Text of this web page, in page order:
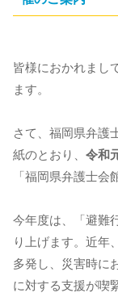
皆様におかれまし
ます。
さて、福岡県弁護
紙のとおり、 令和
「福岡県弁護士会
今年度は、「避難
り上げます。近年
多発し、災害時に
に対する支援が喫